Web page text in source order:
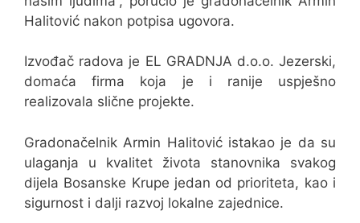
Halitović nakon potpisa ugovora.
Izvođač radova je EL GRADNJA d.o.o. Jezerski,
domaća firma koja je i ranije uspješno
realizovala slične projekte.
Gradonačelnik Armin Halitović istakao je da su
ulaganja u kvalitet života stanovnika svakog
dijela Bosanske Krupe jedan od prioriteta, kao i
sigurnost i dalji razvoj lokalne zajednice.